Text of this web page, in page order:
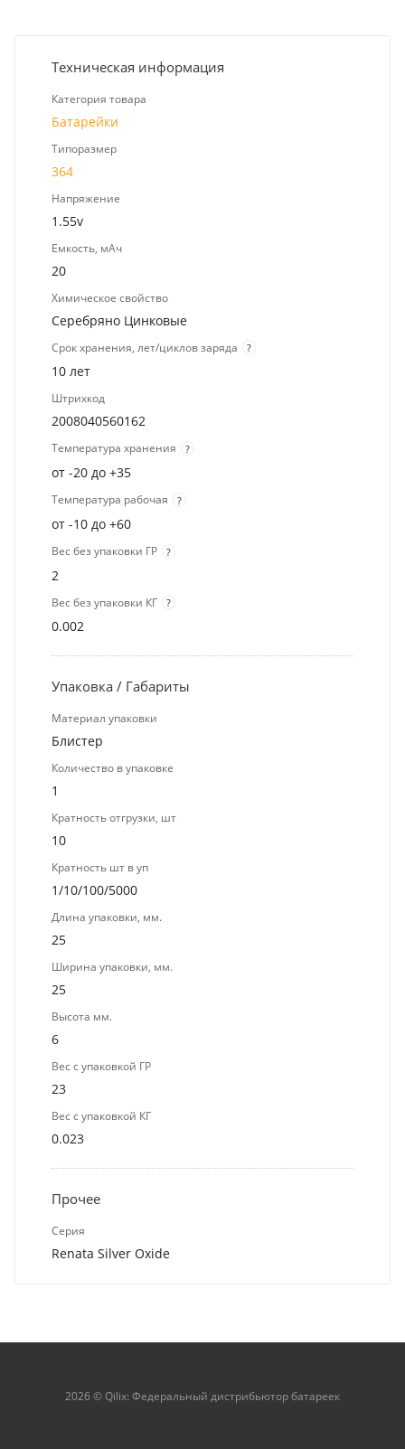
Техническая информация
Категория товара
Батарейки
Типоразмер
364
Напряжение
1.55v
Емкость, мАч
20
Химическое свойство
Серебряно Цинковые
Срок хранения, лет/циклов заряда ?
10 лет
Штрихкод
2008040560162
Температура хранения ?
от -20 до +35
Температура рабочая ?
от -10 до +60
Вес без упаковки ГР ?
2
Вес без упаковки КГ ?
0.002
Упаковка / Габариты
Материал упаковки
Блистер
Количество в упаковке
1
Кратность отгрузки, шт
10
Кратность шт в уп
1/10/100/5000
Длина упаковки, мм.
25
Ширина упаковки, мм.
25
Высота мм.
6
Вес с упаковкой ГР
23
Вес с упаковкой КГ
0.023
Прочее
Серия
Renata Silver Oxide
2026 © Qilix: Федеральный дистрибьютор батареек